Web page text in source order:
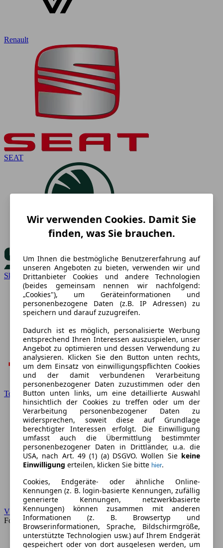
Renault
SEAT
Skoda
Toyota
VW
Forum
Wir verwenden Cookies. Damit Sie
finden, was Sie brauchen.
Um Ihnen die bestmögliche Benutzererfahrung auf
unseren Angeboten zu bieten, verwenden wir und
Drittanbieter Cookies und andere Technologien
(beides gemeinsam nennen wir nachfolgend:
„Cookies"), um Geräteinformationen und
personenbezogene Daten (z.B. IP Adressen) zu
speichern und darauf zuzugreifen.
Dadurch ist es möglich, personalisierte Werbung
entsprechend Ihren Interessen auszuspielen, unser
Angebot zu optimieren und dessen Verwendung zu
analysieren. Klicken Sie den Button unten rechts,
um dem Einsatz von einwilligungspflichten Cookies
und der damit verbundenen Verarbeitung
personenbezogener Daten zuzustimmen oder den
Button unten links, um eine detaillierte Auswahl
hinsichtlich der Cookies zu treffen oder um der
Verarbeitung personenbezogener Daten zu
widersprechen, soweit diese auf Grundlage
berechtigter Interessen erfolgt. Die Einwilligung
umfasst auch die Übermittlung bestimmter
personenbezogener Daten in Drittländer, u.a. die
USA, nach Art. 49 (1) (a) DSGVO. Wollen Sie keine
Einwilligung erteilen, klicken Sie bitte hier.
Cookies, Endgeräte- oder ähnliche Online-
Kennungen (z. B. login-basierte Kennungen, zufällig
generierte Kennungen, netzwerkbasierte
Kennungen) können zusammen mit anderen
Informationen (z. B. Browsertyp und
Browserinformationen, Sprache, Bildschirmgröße,
unterstützte Technologien usw.) auf Ihrem Endgerät
gespeichert oder von dort ausgelesen werden, um